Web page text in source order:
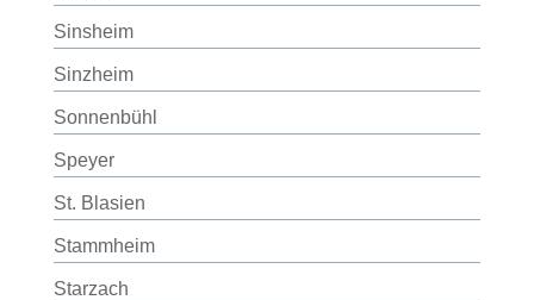
Sinsheim
Sinzheim
Sonnenbühl
Speyer
St. Blasien
Stammheim
Starzach